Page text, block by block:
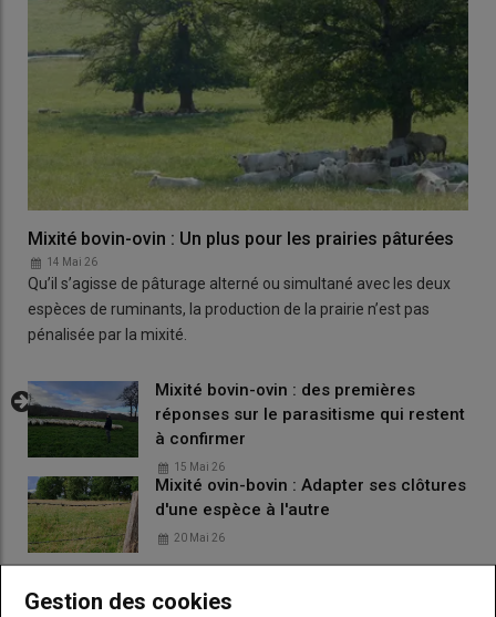
Mixité bovin-ovin : Un plus pour les prairies pâturées
14 Mai 26
Qu’il s’agisse de pâturage alterné ou simultané avec les deux
espèces de ruminants, la production de la prairie n’est pas
pénalisée par la mixité.
Mixité bovin-ovin : des premières
réponses sur le parasitisme qui restent
à confirmer
15 Mai 26
Mixité ovin-bovin : Adapter ses clôtures
d'une espèce à l'autre
20 Mai 26
stabulation en bergerie
Gestion des cookies